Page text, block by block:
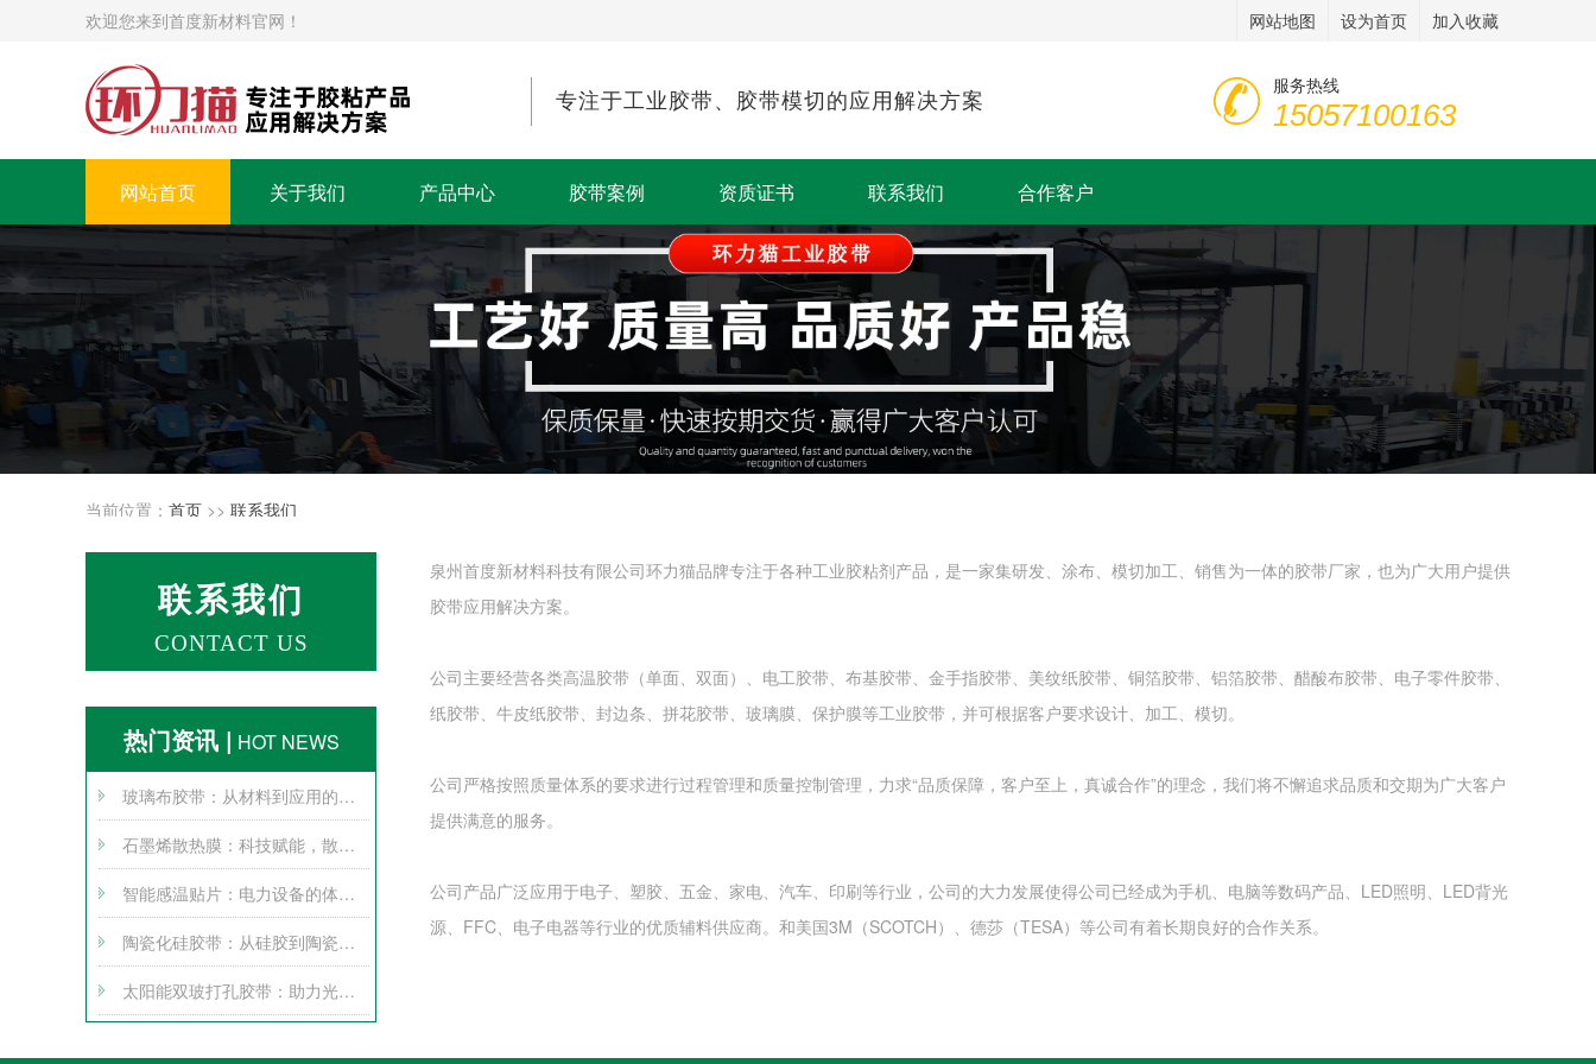
欢迎您来到首度新材料官网！ 网站地图 设为首页 加入收藏
专注于工业胶带、胶带模切的应用解决方案 服务热线
15057100163
网站首页 关于我们 产品中心 胶带案例 资质证书 联系我们 合作客户
当前位置： 首页 >> 联系我们
联系我们
CONTACT US
热门资讯 | HOT NEWS
玻璃布胶带：从材料到应用的全方位探索
石墨烯散热膜：科技赋能，散热无忧
智能感温贴片：电力设备的体温计
陶瓷化硅胶带：从硅胶到陶瓷的跨界变身
太阳能双玻打孔胶带：助力光伏产业腾飞
泉州首度新材料科技有限公司环力猫品牌专注于各种工业胶粘剂产品，是一家集研发、涂布、模切加工、销售为一体的胶带厂家，也为广大用户提供
胶带应用解决方案。
公司主要经营各类高温胶带（单面、双面）、电工胶带、布基胶带、金手指胶带、美纹纸胶带、铜箔胶带、铝箔胶带、醋酸布胶带、电子零件胶带、
纸胶带、牛皮纸胶带、封边条、拼花胶带、玻璃膜、保护膜等工业胶带，并可根据客户要求设计、加工、模切。
公司严格按照质量体系的要求进行过程管理和质量控制管理，力求“品质保障，客户至上，真诚合作”的理念，我们将不懈追求品质和交期为广大客户
提供满意的服务。
公司产品广泛应用于电子、塑胶、五金、家电、汽车、印刷等行业，公司的大力发展使得公司已经成为手机、电脑等数码产品、LED照明、LED背光
源、FFC、电子电器等行业的优质辅料供应商。和美国3M（SCOTCH）、德莎（TESA）等公司有着长期良好的合作关系。